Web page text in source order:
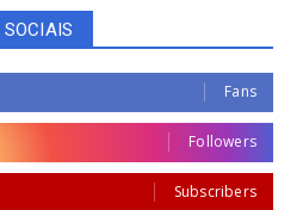
Fans
Followers
Subscribers